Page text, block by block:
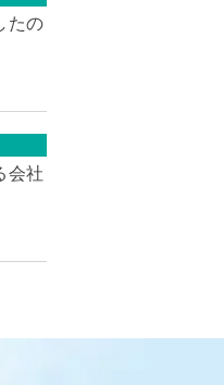
たの
会社